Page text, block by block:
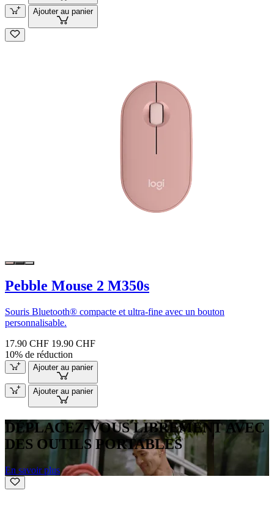
Ajouter au panier
Pebble Mouse 2 M350s
Souris Bluetooth® compacte et ultra-fine avec un bouton
personnalisable.
17.90 CHF 19.90 CHF
10% de réduction
Ajouter au panier
Ajouter au panier
DÉPLACEZ-VOUS LIBREMENT AVEC
DES OUTILS PORTABLES
En savoir plus